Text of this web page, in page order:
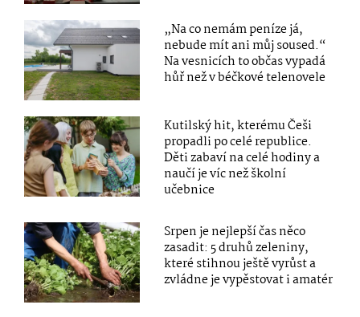
„Na co nemám peníze já,
nebude mít ani můj soused.“
Na vesnicích to občas vypadá
hůř než v béčkové telenovele
Kutilský hit, kterému Češi
propadli po celé republice.
Děti zabaví na celé hodiny a
naučí je víc než školní
učebnice
Srpen je nejlepší čas něco
zasadit: 5 druhů zeleniny,
které stihnou ještě vyrůst a
zvládne je vypěstovat i amatér